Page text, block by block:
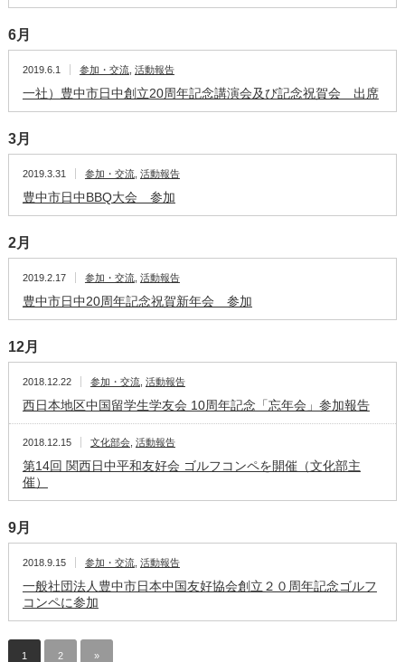
6月
2019.6.1 参加・交流 活動報告
一社）豊中市日中創立20周年記念講演会及び記念祝賀会 出席
3月
2019.3.31 参加・交流 活動報告
豊中市日中BBQ大会 参加
2月
2019.2.17 参加・交流 活動報告
豊中市日中20周年記念祝賀新年会 参加
12月
2018.12.22 参加・交流 活動報告
西日本地区中国留学生学友会 10周年記念「忘年会」参加報告
2018.12.15 文化部会, 活動報告
第14回 関西日中平和友好会 ゴルフコンペを開催（文化部主
催）
9月
2018.9.15 参加・交流 活動報告
一般社団法人豊中市日本中国友好協会創立２０周年記念ゴルフ
コンペに参加
1 2 »